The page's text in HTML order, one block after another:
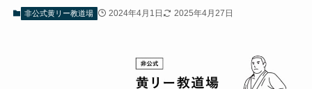
非公式黄リー教道場 2024年4月1日 2025年4月27日